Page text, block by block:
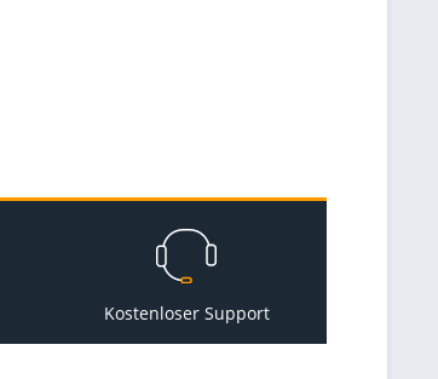
Kostenloser Support